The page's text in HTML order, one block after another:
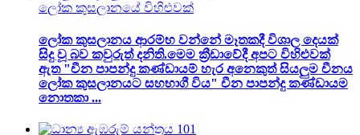
ලෝක කුසලානයේ විහිළුවක්
ලෝක කුසලානය ආරම්භ වන්නේ මෑතකදී විශාල දෙයක්
සිදු වූ බව කවුරුත් දනිති.මෙම ක්‍රීඩාවේදී අපට විහිළුවක්
ඇත "චීන පාපන්දු කණ්ඩායම් හැර අනෙකුත් සියලුම චීනය
ලෝක කුසලානයට සහභාගී විය" චීන පාපන්දු කණ්ඩායම
නොතකා ...